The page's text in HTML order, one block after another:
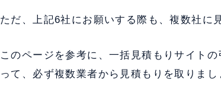
ただ、上記6社にお願いする際も、複数社に
このページを参考に、一括見積もりサイトの
って、必ず複数業者から見積もりを取りまし